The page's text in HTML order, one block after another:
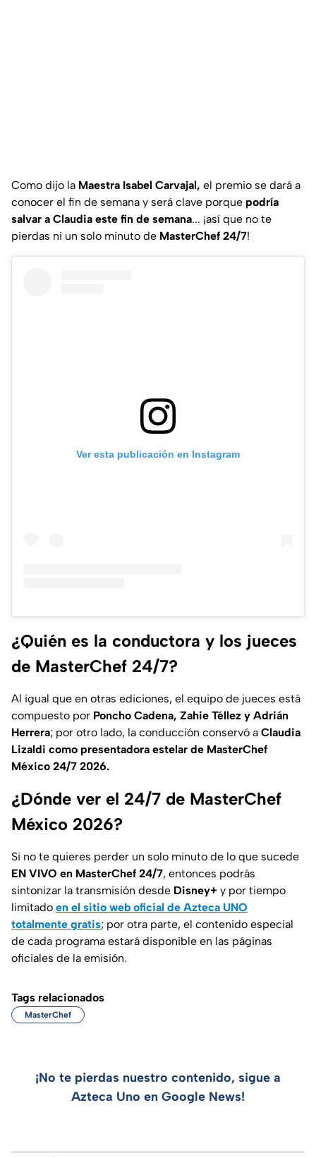
Como dijo la Maestra Isabel Carvajal, el premio se dará a
conocer el fin de semana y será clave porque podría
salvar a Claudia este fin de semana... ¡así que no te
pierdas ni un solo minuto de MasterChef 24/7!
Ver esta publicación en Instagram
¿Quién es la conductora y los jueces
de MasterChef 24/7?
Al igual que en otras ediciones, el equipo de jueces está
compuesto por Poncho Cadena, Zahie Téllez y Adrián
Herrera; por otro lado, la conducción conservó a Claudia
Lizaldi como presentadora estelar de MasterChef
México 24/7 2026.
¿Dónde ver el 24/7 de MasterChef
México 2026?
Si no te quieres perder un solo minuto de lo que sucede
EN VIVO en MasterChef 24/7, entonces podrás
sintonizar la transmisión desde Disney+ y por tiempo
limitado en el sitio web oficial de Azteca UNO
totalmente gratis; por otra parte, el contenido especial
de cada programa estará disponible en las páginas
oficiales de la emisión.
Tags relacionados
MasterChef
¡No te pierdas nuestro contenido, sigue a
Azteca Uno en Google News!